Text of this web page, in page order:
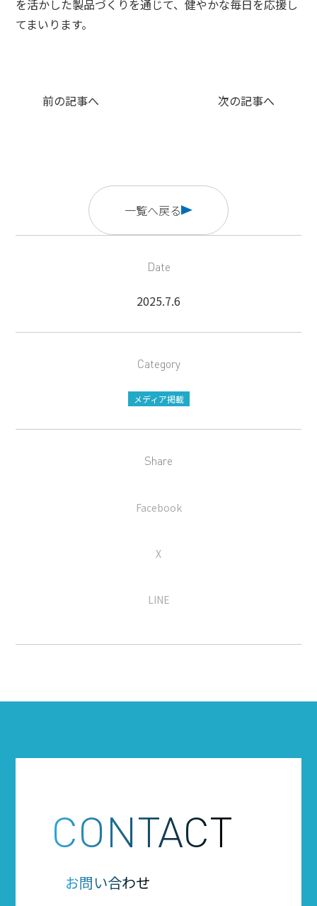
Date
2025.7.6
Category
メディア掲載
Share
Facebook
X
LINE
を活かした製品づくりを通じて、健やかな毎日を応援し
てまいります。
前の記事へ 次の記事へ
一覧へ戻る
CONTACT
お問い合わせ